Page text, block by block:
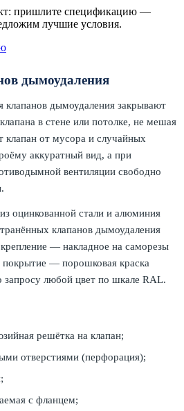
пришлите спецификацию —
лучшие условия.
дымоудаления
клапанов дымоудаления закрывают
в стене или потолке, не мешая
от мусора и случайных
аккуратный вид, а при
вентиляции свободно
оцинкованной стали и алюминия
клапанов дымоудаления
— накладное на саморезы
покрытие — порошковая краска
запросу любой цвет по шкале RAL.
решётка на клапан;
отверстиями (перфорация);
с фланцем;